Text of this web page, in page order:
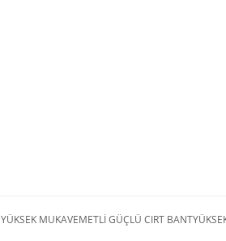
YÜKSEK MUKAVEMETLİ GÜÇLÜ CIRT